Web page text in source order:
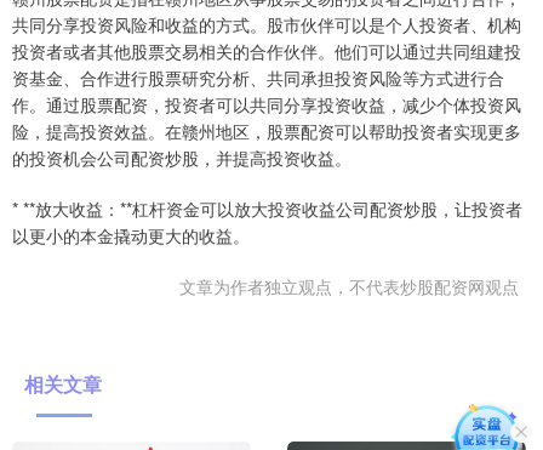
共同分享投资风险和收益的方式。股市伙伴可以是个人投资者、机构
投资者或者其他股票交易相关的合作伙伴。他们可以通过共同组建投
资基金、合作进行股票研究分析、共同承担投资风险等方式进行合
作。通过股票配资，投资者可以共同分享投资收益，减少个体投资风
险，提高投资效益。在赣州地区，股票配资可以帮助投资者实现更多
的投资机会公司配资炒股，并提高投资收益。
* **放大收益：**杠杆资金可以放大投资收益公司配资炒股，让投资者
以更小的本金撬动更大的收益。
文章为作者独立观点，不代表炒股配资网观点
相关文章